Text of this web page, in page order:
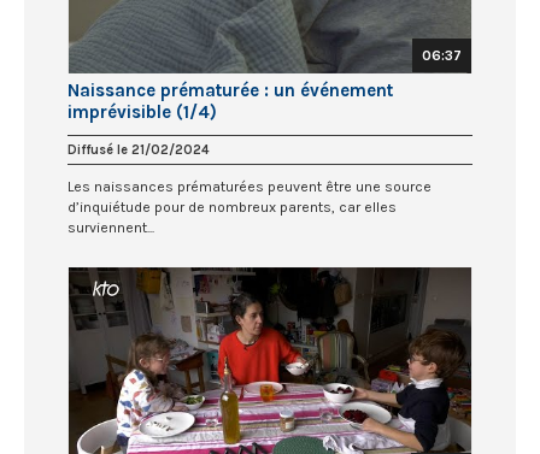
06:37
Naissance prématurée : un événement
imprévisible (1/4)
Diffusé le 21/02/2024
Les naissances prématurées peuvent être une source
d’inquiétude pour de nombreux parents, car elles
surviennent...